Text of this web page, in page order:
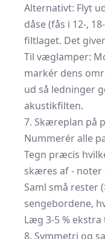
Alternativt: Flyt
dåse (fås i 12-,
filtlaget. Det
Til væglamper:
markér dens
ud så ledninger
akustikfilten.
7. Skæreplan på
Nummerér alle
Tegn præcis
skæres af - noter
Saml små rester
sengebordene,
Læg 3-5 %
8. Symmetri og